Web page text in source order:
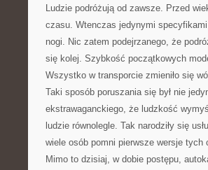
Ludzie podróżują od zawsze. Przed
czasu. Wtenczas jedynymi
nogi. Nic zatem podejrzanego, że
się kolej. Szybkość początkowych
Wszystko w transporcie zmieniło się
Taki sposób poruszania się był nie
ekstrawaganckiego, że ludzkość
ludzie równolegle. Tak narodziły się
wiele osób pomni pierwsze wersje
Mimo to dzisiaj, w dobie postępu,